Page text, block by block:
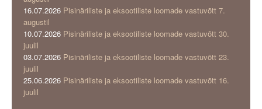
16.07.2026 Pisinäriliste ja eksootiliste loomade vastuvõtt 7.
augustil
10.07.2026 Pisinäriliste ja eksootiliste loomade vastuvõtt 30.
juulil
03.07.2026 Pisinäriliste ja eksootiliste loomade vastuvõtt 23.
juulil
25.06.2026 Pisinäriliste ja eksootiliste loomade vastuvõtt 16.
juulil